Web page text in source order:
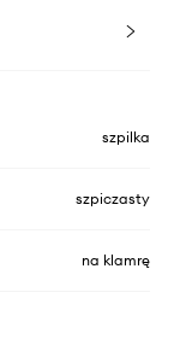
szpilka
szpiczasty
na klamrę